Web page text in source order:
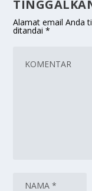
Alamat email Anda
ditandai*